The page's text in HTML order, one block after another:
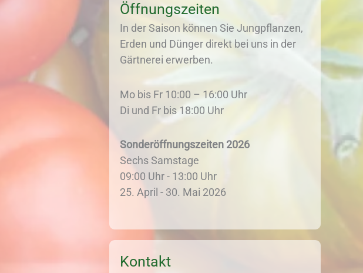
Öffnungszeiten
In der Saison können Sie Jungpflanzen,
Erden und Dünger direkt bei uns in der
Gärtnerei erwerben.
Mo bis Fr 10:00 – 16:00 Uhr
Di und Fr bis 18:00 Uhr
Sonderöffnungszeiten 2026
Sechs Samstage
09:00 Uhr - 13:00 Uhr
25. April - 30. Mai 2026
Kontakt